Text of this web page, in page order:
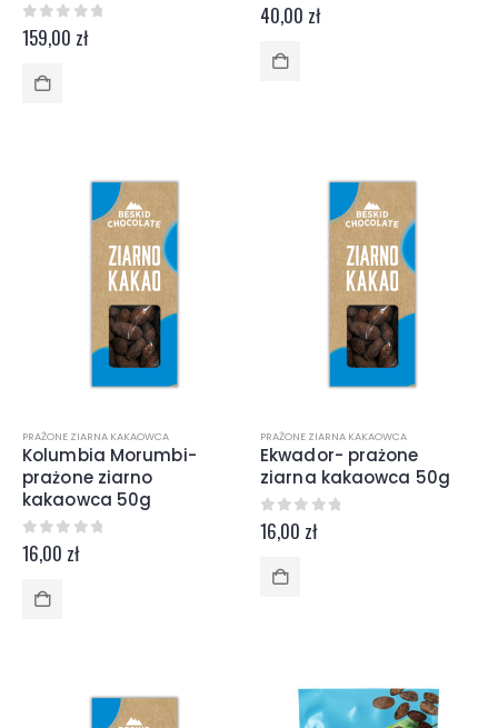
0z 5
159,00 zł
0z 5
40,00 zł
PRAŻONE ZIARNA KAKAOWCA
Kolumbia Morumbi-
prażone ziarno
kakaowca 50g
0z 5
16,00 zł
PRAŻONE ZIARNA KAKAOWCA
Ekwador- prażone
ziarna kakaowca 50g
0z 5
16,00 zł